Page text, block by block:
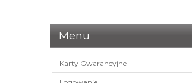
Ocena:
Komentarz
Menu
Karty Gwarancyjne